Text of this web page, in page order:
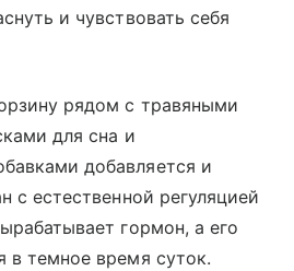
и чувствовать себя
рядом с травяными
для сна и
добавляется и
с естественной регуляцией
гормон, а его
в темное время суток.